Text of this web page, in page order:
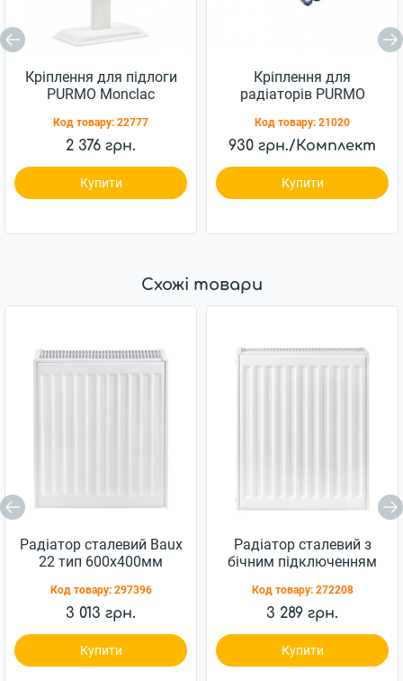
Кріплення для підлоги
PURMO Monclac
для панельних
радіаторів
Код товару: 22777
2 376 грн.
Купити
Кріплення для
радіаторів PURMO
Код товару: 21020
930 грн./Комплект
Купити
Схожі товари
Радіатор сталевий Baux
22 тип 600х400мм
Код товару: 297396
3 013 грн.
Купити
Радіатор сталевий з
бічним підключенням
500x400мм (CV034128)
Код товару: 272208
3 289 грн.
Купити